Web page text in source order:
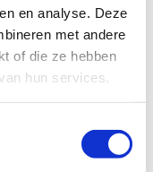
en analyse. Deze
met andere
of die ze hebben
hun services.
een gezin
soort oom/tante-
is een